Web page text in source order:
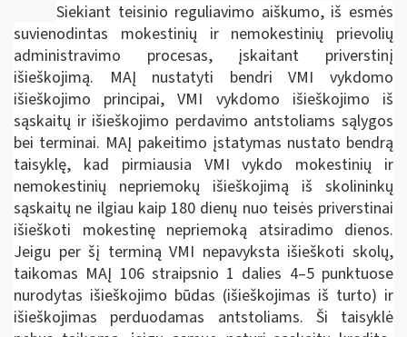
Siekiant teisinio reguliavimo aiškumo, iš esmės
suvienodintas mokestinių ir nemokestinių prievolių
administravimo procesas, įskaitant priverstinį
išieškojimą. MAĮ nustatyti bendri VMI vykdomo
išieškojimo principai, VMI vykdomo išieškojimo iš
sąskaitų ir išieškojimo perdavimo antstoliams sąlygos
bei terminai. MAĮ pakeitimo įstatymas nustato bendrą
taisyklę, kad pirmiausia VMI vykdo mokestinių ir
nemokestinių nepriemokų išieškojimą iš skolininkų
sąskaitų ne ilgiau kaip 180 dienų nuo teisės priverstinai
išieškoti mokestinę nepriemoką atsiradimo dienos.
Jeigu per šį terminą VMI nepavyksta išieškoti skolų,
taikomas MAĮ 106 straipsnio 1 dalies 4–5 punktuose
nurodytas išieškojimo būdas (išieškojimas iš turto) ir
išieškojimas perduodamas antstoliams. Ši taisyklė